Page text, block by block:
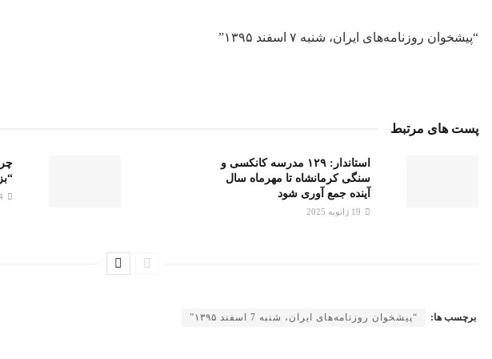
“پیشخوان روزنامه‌های ایران، شنبه ۷ اسفند ۱۳۹۵”
پست های مرتبط
استاندار: ۱۲۹ مدرسه کانکسی و
سنگی کرمانشاه تا مهرماه سال
آینده جمع آوری شود
برچسب ها: “پیشخوان روزنامه‌های ایران، شنبه 7 اسفند ۱۳۹۵”